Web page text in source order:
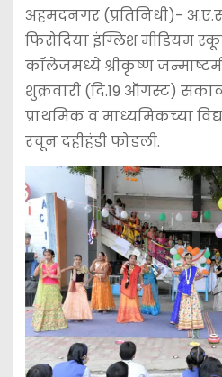
b
o
o
k
A
p
p
e
n
g
अहमदनगर (प्रतिनिधी)-
फिरोदिया इंग्लिश मीडियम
कॉलेजमध्ये श्रीकृष्ण
शुक्रवारी (दि.19 ऑगस्ट)
प्राथमिक व माध्यमिकच्या
रचून दहीहंडी फोडली.